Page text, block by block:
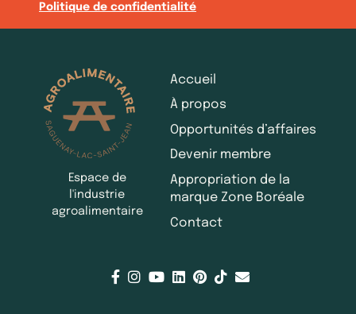
Politique de confidentialité
Espace de
l'industrie
agroalimentaire
Accueil
À propos
Opportunités d’affaires
Devenir membre
Appropriation de la
marque Zone Boréale
Contact